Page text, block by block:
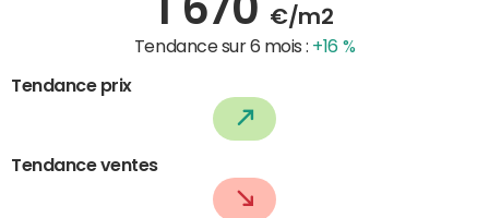
€/m2
Tendance sur 6 mois : +16 %
Tendance prix
Tendance ventes